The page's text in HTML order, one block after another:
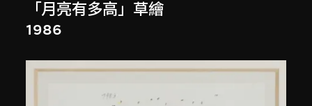
「月亮有多高」草繪
1986